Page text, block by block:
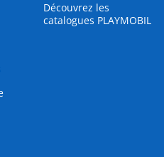
Découvrez les
catalogues PLAYMOBIL